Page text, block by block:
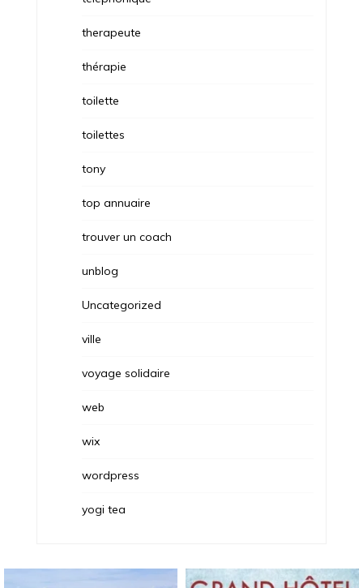
therapeute
thérapie
toilette
toilettes
tony
top annuaire
trouver un coach
unblog
Uncategorized
ville
voyage solidaire
web
wix
wordpress
yogi tea